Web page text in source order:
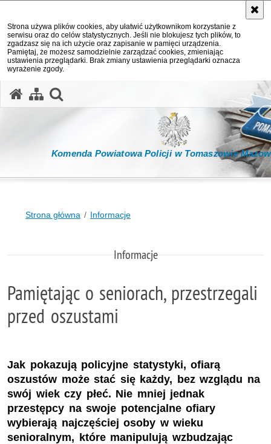
Strona używa plików cookies, aby ułatwić użytkownikom korzystanie z
serwisu oraz do celów statystycznych. Jeśli nie blokujesz tych plików, to
zgadzasz się na ich użycie oraz zapisanie w pamięci urządzenia.
Pamiętaj, że możesz samodzielnie zarządzać cookies, zmieniając
ustawienia przeglądarki. Brak zmiany ustawienia przeglądarki oznacza
wyrażenie zgody.
Komenda Powiatowa Policji w Tomaszowie
Strona główna Informacje
Informacje
Pamiętając o seniorach, przestrzegali
przed oszustami
Jak pokazują policyjne statystyki, ofiarą
oszustów może stać się każdy, bez wzglądu na
swój wiek czy płeć. Nie mniej jednak
przestępcy na swoje potencjalne ofiary
wybierają najczęściej osoby w wieku
senioralnym, które manipulują wzbudzając